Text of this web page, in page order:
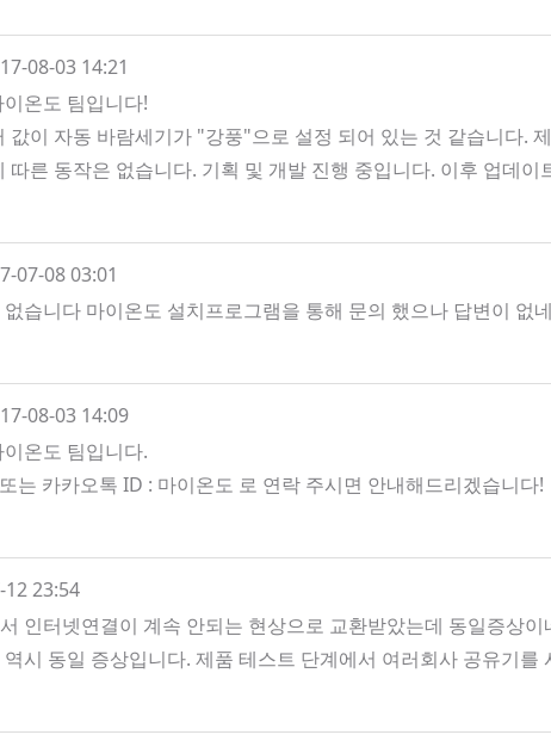
17-08-03 14:21
온도 팀입니다!
값이 자동 바람세기가 "강풍"으로 설정 되어 있는 것 같습니다.
따른 동작은 없습니다. 기획 및 개발 진행 중입니다. 이후 업데
07-08 03:01
습니다 마이온도 설치프로그램을 통해 문의 했으나 답변이 없
17-08-03 14:09
온도 팀입니다.
는 카카오톡 ID : 마이온도 로 연락 주시면 안내해드리겠습니다!
12 23:54
인터넷연결이 계속 안되는 현상으로 교환받았는데 동일증상
시 동일 증상입니다. 제품 테스트 단계에서 여러회사 공유기